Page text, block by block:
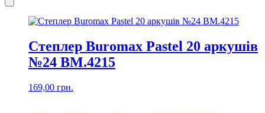
Степлер Buromax Pastel 20 аркушів
№24 BM.4215
169,00 грн.